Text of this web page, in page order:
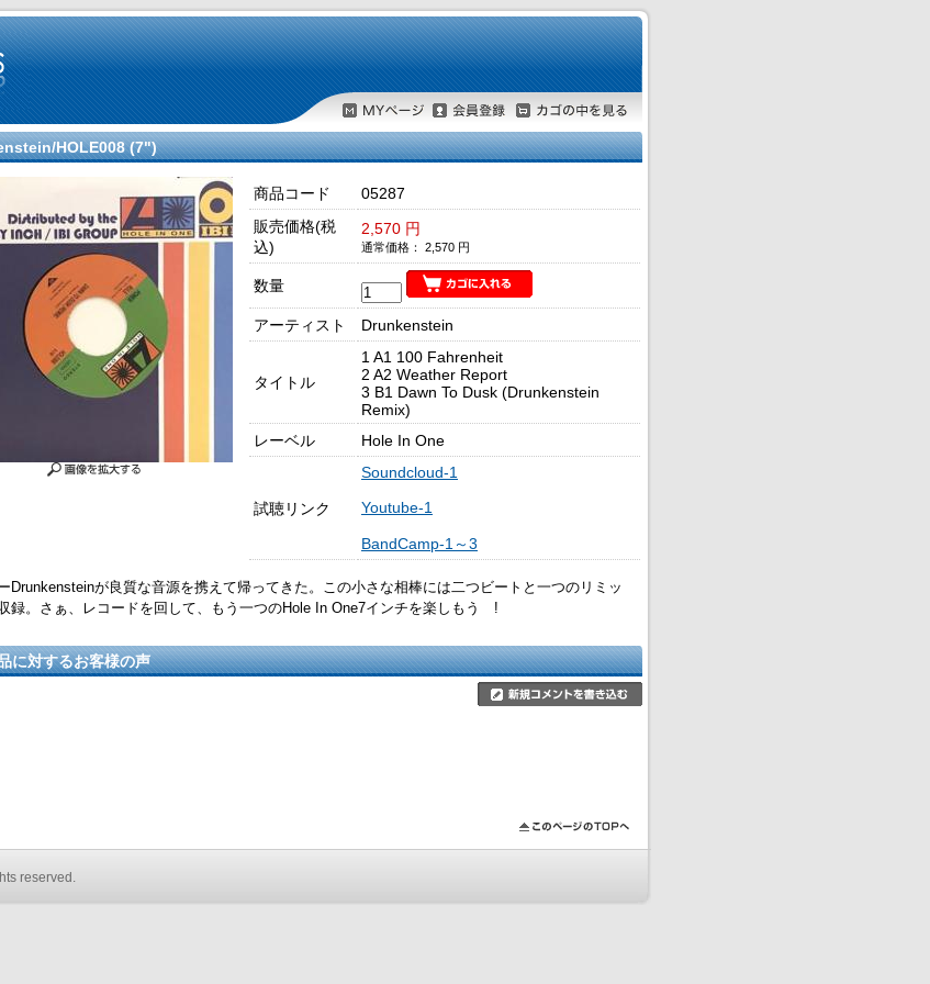
HOLE008 (7")
商品コード
05287
販売価格(税
込)
2,570 円
通常価格： 2,570 円
数量
アーティスト Drunkenstein
タイトル
1 A1 100 Fahrenheit
2 A2 Weather Report
3 B1 Dawn To Dusk (Drunkenstein
Remix)
レーベル
Hole In One
試聴リンク
Soundcloud-1
Youtube-1
BandCamp-1～3
Drunkensteinが良質な音源を携えて帰ってきた。この小さな相棒には二つビートと一つのリミッ
録。さぁ、レコードを回して、もう一つのHole In One7インチを楽しもう !
に対するお客様の声
reserved.